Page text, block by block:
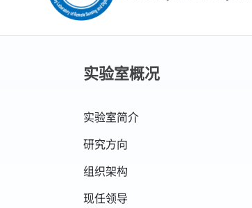
实验室概况
实验室简介
研究方向
组织架构
现任领导